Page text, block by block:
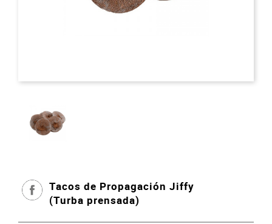
Tacos de Propagación Jiffy
(Turba prensada)